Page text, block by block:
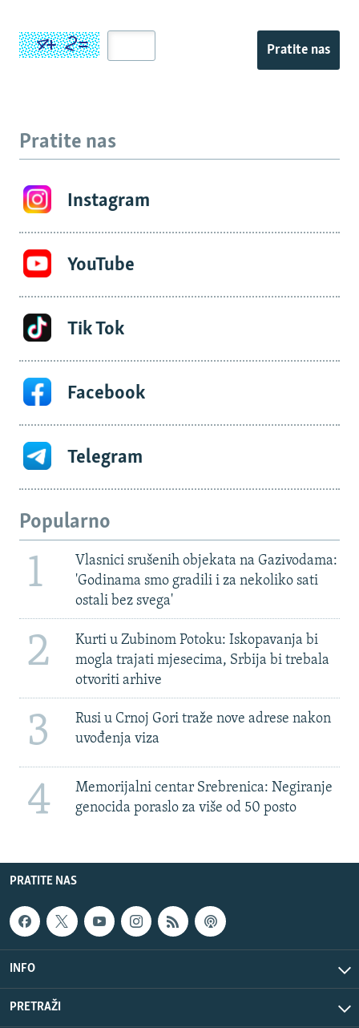
Pratite nas
Pratite nas
Instagram
YouTube
Tik Tok
Facebook
Telegram
Popularno
1
Vlasnici srušenih objekata na Gazivodama:
'Godinama smo gradili i za nekoliko sati
ostali bez svega'
2
Kurti u Zubinom Potoku: Iskopavanja bi
mogla trajati mjesecima, Srbija bi trebala
otvoriti arhive
3
Rusi u Crnoj Gori traže nove adrese nakon
uvođenja viza
4
Memorijalni centar Srebrenica: Negiranje
genocida poraslo za više od 50 posto
PRATITE NAS
INFO
PRETRAŽI